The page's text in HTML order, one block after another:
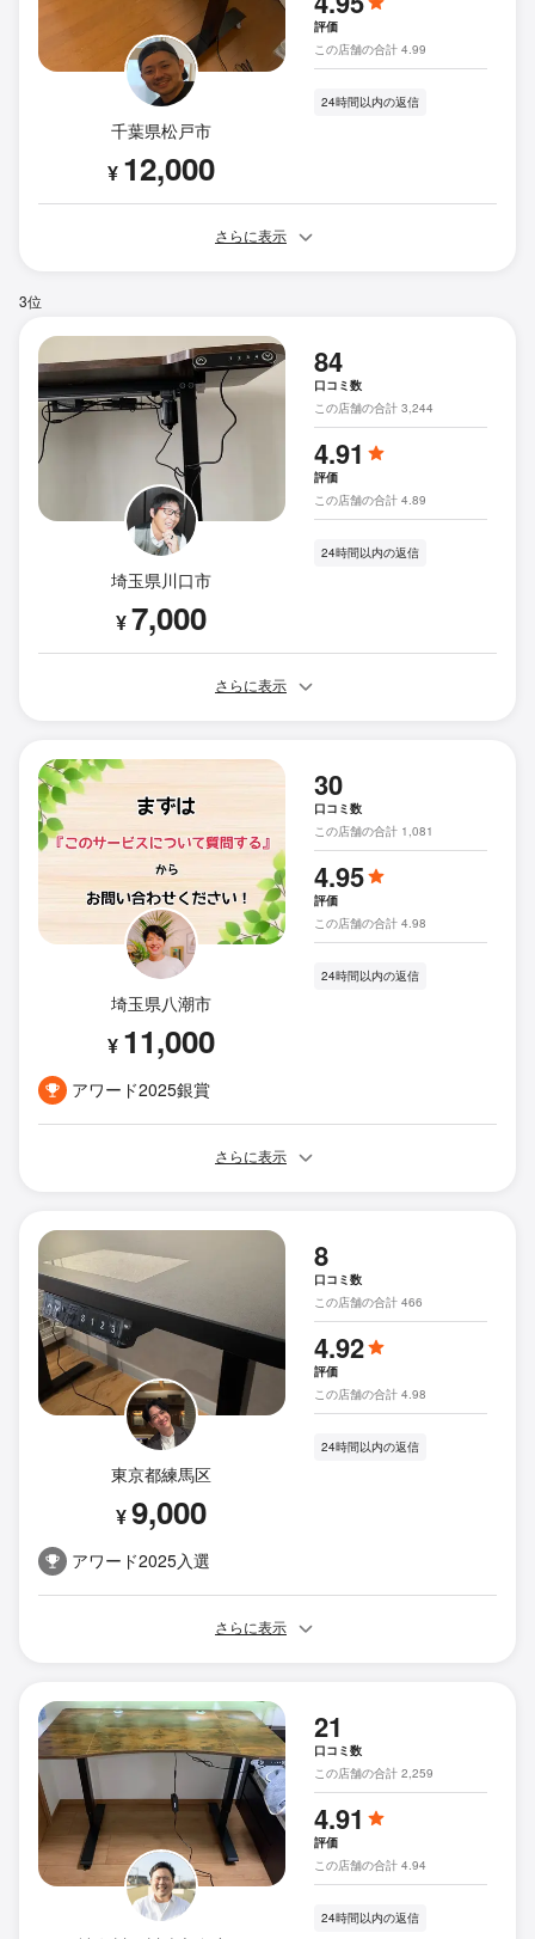
千葉県松戸市
¥ 12,000
評価
この店舗の合計 4.99
24時間以内の返信
さらに表示
3位
埼玉県川口市
¥7,000
84
口コミ数
この店舗の合計 3,244
4.91
評価
この店舗の合計 4.89
24時間以内の返信
さらに表示
埼玉県八潮市
¥ 11,000
アワード2025銀賞
30
口コミ数
この店舗の合計 1,081
4.95
評価
この店舗の合計 4.98
24時間以内の返信
さらに表示
東京都練馬区
¥9,000
アワード2025入選
8
口コミ数
この店舗の合計 466
4.92
評価
この店舗の合計 4.98
24時間以内の返信
さらに表示
21
口コミ数
この店舗の合計 2,259
4.91
評価
この店舗の合計 4.94
24時間以内の返信